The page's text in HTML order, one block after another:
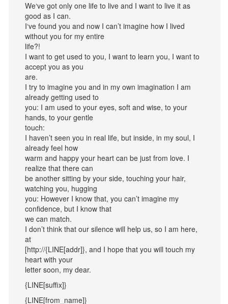
We‘ve got only one life to live and I want to live it as
good as I can.
I‘ve found you and now I can’t imagine how I lived
without you for my entire
life?!
I want to get used to you, I want to learn you, I want to
accept you as you
are.
I try to imagine you and in my own imagination I am
already getting used to
you: I am used to your eyes, soft and wise, to your
hands, to your gentle
touch:
I haven’t seen you in real life, but inside, in my soul, I
already feel how
warm and happy your heart can be just from love. I
realize that there can
be another sitting by your side, touching your hair,
watching you, hugging
you: However I know that, you can’t imagine my
confidence, but I know that
we can match.
I don’t think that our silence will help us, so I am here,
at
[http://{LINE[addr]}, and I hope that you will touch my
heart with your
letter soon, my dear.
{LINE[suffix]}
{LINE[from_name]}